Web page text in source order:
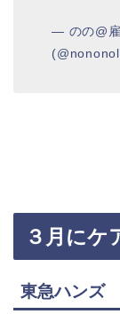
— のの@
３月にケ
東急ハンズ